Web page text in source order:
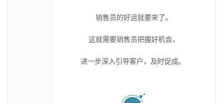
销售员的好运就要来了。
这就需要销售员把握好机会，
进一步深入引导客户，及时促成。